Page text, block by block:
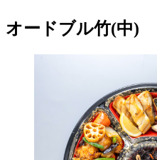
オードブル竹(中)